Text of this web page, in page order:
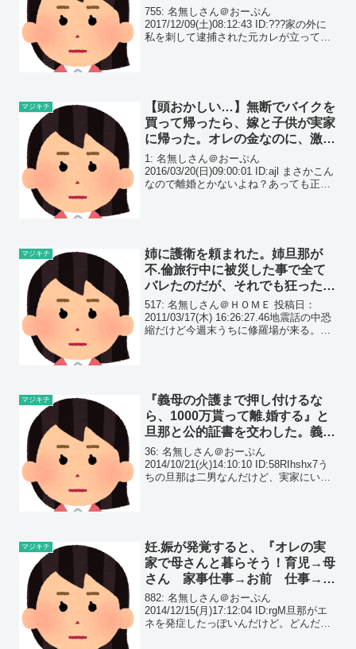
けなら何もできない』私『…』
755: 名無しさん＠おーぷん
2017/12/09(土)08:12:43 ID:???家の外に
私を刺して逮捕された元カレが立ってる
マジキチ
【頭おかしい…】無断でバイクを
買って帰ったら、嫁と子供が実家
に帰った。オレの金なのに、激怒
する意味がわからないんだけ
ど！！
1: 名無しさん＠おーぷん
2016/03/20(日)09:00:01 ID:ajl まさかこん
なので離婚とかないよね？あっても正当
マジキチ
姉に護衛を頼まれた。姉旦那が
不.倫旅行中に被災した事で全て
バレたのだが、それでも狂った発
言を繰り返しており…
517: 名無しさん＠ＨＯＭＥ 投稿日：
2011/03/17(木) 16:26:27.46地震話の中恐
縮だけど今週末うちに修羅場が来る。う
マジキチ
『義母の介護まで押し付けるな
ら、1000万貰って離.婚する』と
旦那と公的証書を交わした。義兄
弟は私を奴.隷か何かだと勘違い
してるようで…
36: 名無しさん＠おーぷん
2014/10/21(火)14:10:10 ID:58RIhshx7う
ちの旦那は二男なんだけど、実家にいち
マジキチ
妊.娠が発覚すると、『オレの実
家で母さんと暮らそう！育児→母
さん 家事仕事→お前 仕事→オ
レね！』と旦那エネを発症した。
882: 名無しさん＠おーぷん
2014/12/15(月)17:12:04 ID:rgM旦那がエ
ネを発症したっぽいんだけど。どんだけ